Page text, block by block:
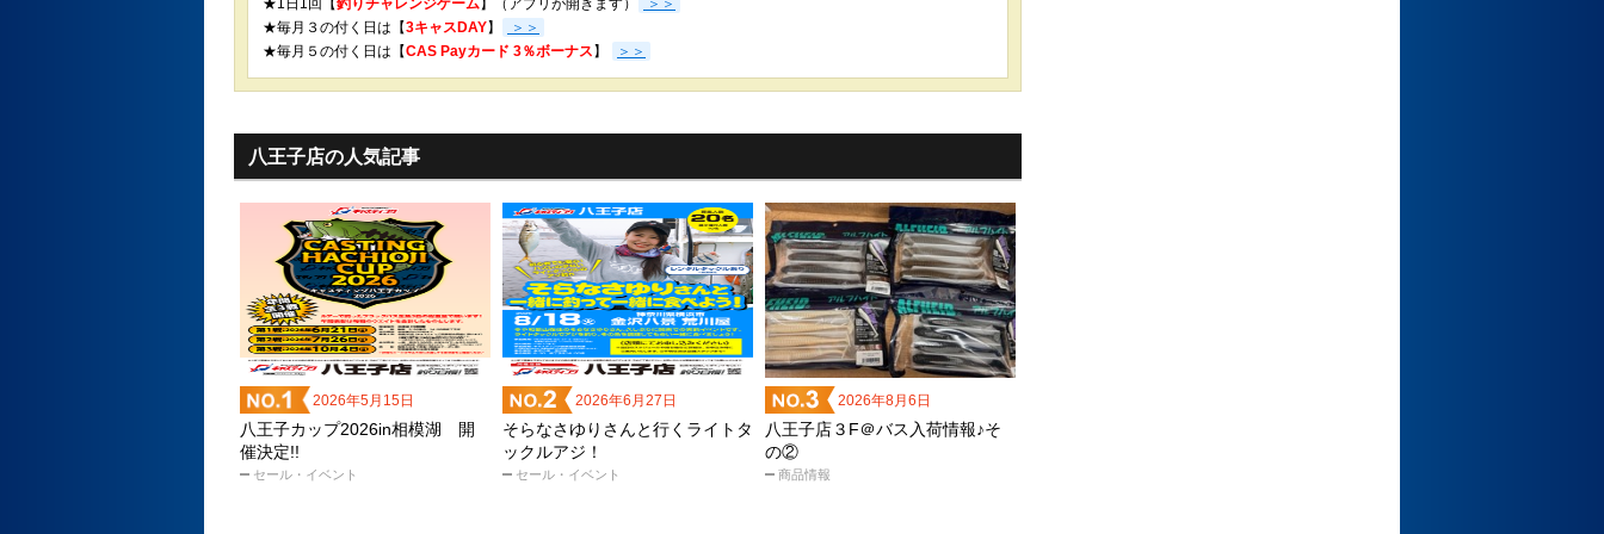
★1日1回【釣りチャレンジゲーム】（アプリが開きます）
＞＞
★毎月３の付く日は【3キャスDAY】
＞＞
★毎月５の付く日は【CAS Payカード 3％ボーナス 】 ＞＞
八王子店の人気記事
2026年5月15日
セール・イベント
八王子カップ2026in相模湖 開
催決定!!
2026年6月27日
セール・イベント
そらなさゆりさんと行くライトタ
ックルアジ！
2026年8月6日
商品情報
八王子店３F＠バス入荷情報♪そ
の②